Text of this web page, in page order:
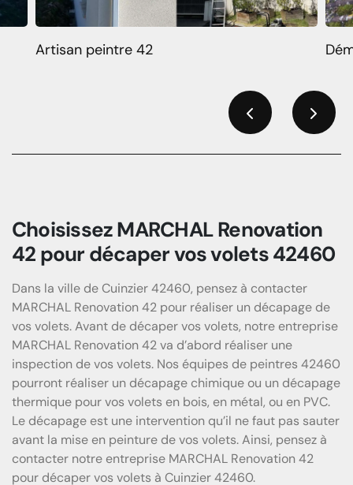
Artisan peintre 42
Choisissez MARCHAL Renovation
42 pour décaper vos volets 42460
Dans la ville de Cuinzier 42460, pensez à contacter
MARCHAL Renovation 42 pour réaliser un décapage de
vos volets. Avant de décaper vos volets, notre entreprise
MARCHAL Renovation 42 va d’abord réaliser une
inspection de vos volets. Nos équipes de peintres 42460
pourront réaliser un décapage chimique ou un décapage
thermique pour vos volets en bois, en métal, ou en PVC.
Le décapage est une intervention qu’il ne faut pas sauter
avant la mise en peinture de vos volets. Ainsi, pensez à
contacter notre entreprise MARCHAL Renovation 42
pour décaper vos volets à Cuinzier 42460.